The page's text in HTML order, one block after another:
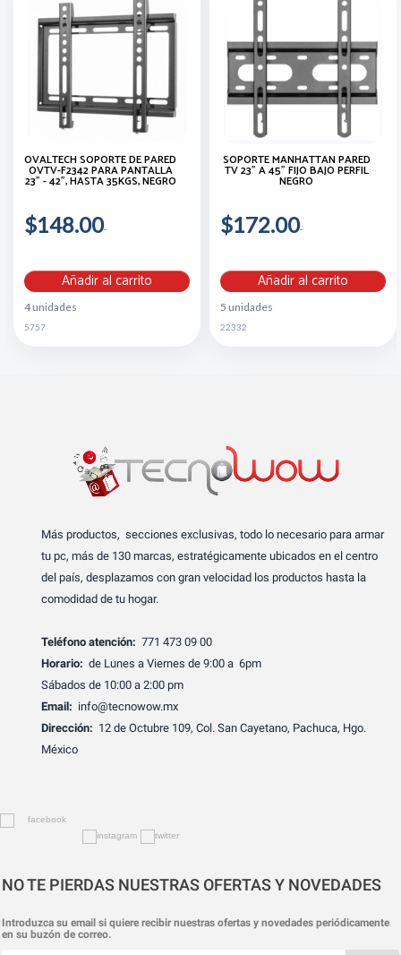
OVALTECH SOPORTE DE PARED
OVTV-F2342 PARA PANTALLA
23" - 42", HASTA 35KGS, NEGRO
$148.00
Añadir al carrito
4 unidades
5757
SOPORTE MANHATTAN PARED
TV 23" A 45" FIJO BAJO PERFIL
NEGRO
$172.00
Añadir al carrito
5 unidades
22332
Más productos, secciones exclusivas, todo lo necesario para armar
tu pc, más de 130 marcas, estratégicamente ubicados en el centro
del país, desplazamos con gran velocidad los productos hasta la
comodidad de tu hogar.
Teléfono atención: 771 473 09 00
Horario: de Lunes a Viernes de 9:00 a 6pm
Sábados de 10:00 a 2:00 pm
Email: info@tecnowow.mx
Dirección: 12 de Octubre 109, Col. San Cayetano, Pachuca, Hgo.
México
NO TE PIERDAS NUESTRAS OFERTAS Y NOVEDADES
Introduzca su email si quiere recibir nuestras ofertas y novedades periódicamente
en su buzón de correo.